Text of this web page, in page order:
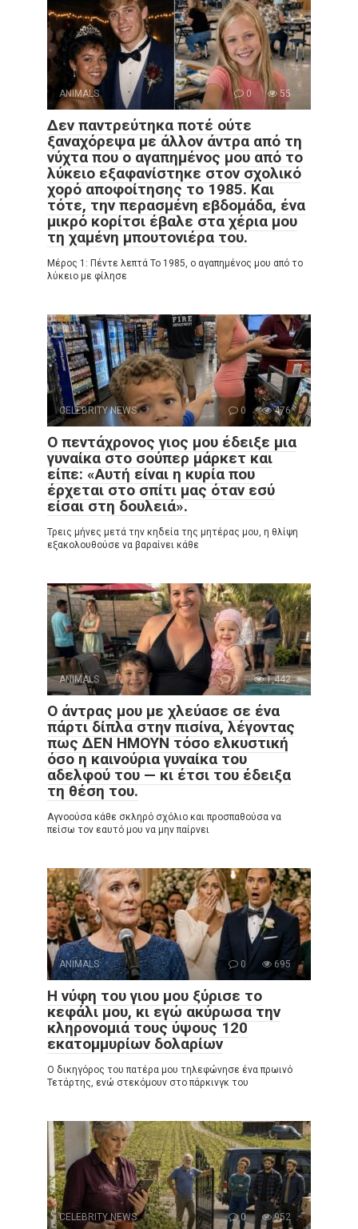
ANIMALS 0 55
Δεν παντρεύτηκα ποτέ ούτε
ξαναχόρεψα με άλλον άντρα από τη
νύχτα που ο αγαπημένος μου από το
λύκειο εξαφανίστηκε στον σχολικό
χορό αποφοίτησης το 1985. Και
τότε, την περασμένη εβδομάδα, ένα
μικρό κορίτσι έβαλε στα χέρια μου
τη χαμένη μπουτονιέρα του.
Μέρος 1: Πέντε λεπτά Το 1985, ο αγαπημένος μου από το
λύκειο με φίλησε
CELEBRITY NEWS 0 476
Ο πεντάχρονος γιος μου έδειξε μια
γυναίκα στο σούπερ μάρκετ και
είπε: «Αυτή είναι η κυρία που
έρχεται στο σπίτι μας όταν εσύ
είσαι στη δουλειά».
Τρεις μήνες μετά την κηδεία της μητέρας μου, η θλίψη
εξακολουθούσε να βαραίνει κάθε
ANIMALS 0 1,442
Ο άντρας μου με χλεύασε σε ένα
πάρτι δίπλα στην πισίνα, λέγοντας
πως ΔΕΝ ΗΜΟΥΝ τόσο ελκυστική
όσο η καινούρια γυναίκα του
αδελφού του — κι έτσι του έδειξα
τη θέση του.
Αγνοούσα κάθε σκληρό σχόλιο και προσπαθούσα να
πείσω τον εαυτό μου να μην παίρνει
ANIMALS 0 695
Η νύφη του γιου μου ξύρισε το
κεφάλι μου, κι εγώ ακύρωσα την
κληρονομιά τους ύψους 120
εκατομμυρίων δολαρίων
Ο δικηγόρος του πατέρα μου τηλεφώνησε ένα πρωινό
Τετάρτης, ενώ στεκόμουν στο πάρκινγκ του
CELEBRITY NEWS 0 952